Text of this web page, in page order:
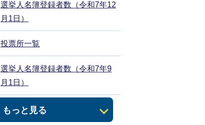
選挙人名簿登録者数（令和7年12
月1日）
もっと見る
投票所一覧
選挙人名簿登録者数（令和7年9
月1日）